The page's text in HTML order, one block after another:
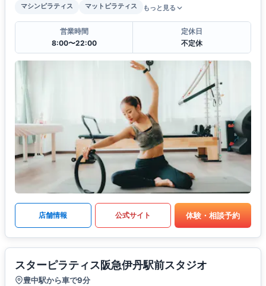
マシンピラティス
マットピラティス もっと見る
営業時間
8:00〜22:00
定休日
不定休
店舗情報 公式サイト 体験・相談予約
スターピラティス阪急伊丹駅前スタジオ
豊中駅から車で9分